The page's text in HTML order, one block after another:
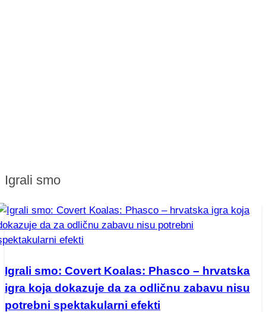
Igrali smo
Igrali smo: Covert Koalas: Phasco – hrvatska
igra koja dokazuje da za odličnu zabavu nisu
potrebni spektakularni efekti